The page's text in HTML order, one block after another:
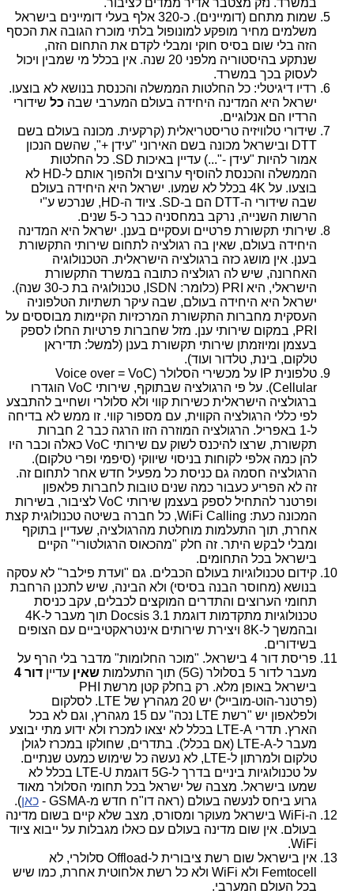
במשרד. נזק מצטבר אדיר ממדים לציבור.
שמות מתחם (דומיינים). כ-320 אלף בעלי דומיינים בישראל
משלמים מחיר מופקע למונופול בלתי מוכרז הגובה את הכסף
הזה בלי שום בסיס חוקי ומבלי לקדם את התחום הזה,
שנתקע בהיסטוריה מלפני 20 שנה. אין בכלל מי שמבין ויכול
לעסוק בכך במשרד.
רדיו דיגיטלי: כל החלטות הממשלה והכנסת בנושא לא בוצעו.
ישראל היא המדינה היחידה בעולם המערבי שבה כלשידורי
הרדיו הם אנלוגיים.
שידורי טלוויזיה טריסטריאלית (קרקעית. מכונה בעולם בשם
DTTובישראל מכונה בשם האירוני "עידן +", שהשם הנכון
אמור להיות "עידן -"...) עדיין באיכות SD. כל החלטות
הממשלה והכנסת להוסיף ערוצים ולהפוך אותם ל-HDלא
בוצעו. על 4Kבכלל לא שמעו. ישראל היא היחידה בעולם
שבה שידורי ה-DTTהם ב-SD. ציוד ה-HD, שנרכש ע"י
הרשות השנייה, נרקב במחסניה כבר כ-5 שנים.
שירותי תקשורת פרטיים ועסקיים בענן. ישראל היא המדינה
היחידה בעולם, שאין בה רגולציה לתחום שירותי התקשורת
בענן. אין מושג כזה ברגולציה הישראלית. הטכנולוגיה
האחרונה, שיש לה רגולציה כתובה במשרד התקשורת
הישראלי, היא PRI(כלומר: ISDN
, טכנולוגיה בת כ-30 שנה).
ישראל היא היחידה בעולם, שבה עיקר תשתיות הטלפוניה
העסקית מחברות התקשורת המרכזיות הקיימות מבוססים על
PRI, במקום שירותי ענן. מזל שחברות פרטיות החלו לספק
בעצמן ומיוזמתן שירותי תקשורת בענן (למשל: תדיראן
טלקום, בינת, טלדור ועוד).
טלפונית IP על מכשירי הסלולר (VoC
=
Voice over
Cellular). על פי הרגולציה שבתוקף, שירותי VoCהוגדרו
ברגולציה הישראלית כשירות קווי ולא סלולרי ושחייב להתבצע
לפי כללי הרגולציה הקווית, עם מספור קווי. זו ממש לא בדיחה
ל-1 באפריל. הרגולציה המוזרה הזו הרגה כבר 2 חברות
תקשורת, שרצו להיכנס לשוק עם שירותי VoCכאלה וכבר היו
להן כמה אלפי לקוחות בניסוי שיווקי (סיפמי ופרי טלקום).
הרגולציה חסמה גם כניסת כל מפעיל חדש אחר לתחום זה.
זה לא הפריע כעבור כמה שנים טובות לחברות פלאפון
ופרטנר להתחיל לספק בעצמן שירותי VoCלציבור, בשירות
המכונה כעת: WiFi Calling, כל חברה בשיטה טכנולוגית קצת
אחרת, תוך התעלמות מוחלטת מהרגולציה, שעדיין בתוקף
ומבלי לבקש היתר. זה חלק "מהכאוס הרגולטורי" הקיים
בישראל בכל התחומים.
קידום טכנולוגיות בעולם הכבלים. גם "ועדת פילבר" לא עסקה
בנושא (מחוסר הבנה בסיסי) ולא הבינה, שיש לתכנן הרחבת
תחומי הערוצים והתדרים המוקצים לכבלים, עקב כניסת
טכנולוגיות מתקדמות דוגמת Docsis 3.1תוך מעבר ל-4K
ובהמשך ל-8Kויצירת שירותים אינטראקטיביים עם הצופים
בשידורים.
פריסת דור 4 בישראל. "מוכר החלומות" מדבר בלי הרף על
מעבר לדור 5 בסלולר (
5G) תוך התעלמות שאיןעדיין דור 4
בישראל באופן מלא. רק בחלק קטן מרשת PHI
(פרטנר-הוט-מובייל) יש 20 מגהרץ של
LTE . לסלקום
ולפלאפון יש "רשת LTE
נכה" עם 15 מגהרץ, וגם לא בכל
הארץ. תדרי LTE-A בכלל לא יצאו למכרז ולא ידוע מתי יבוצע
מעבר ל-LTE-A (אם בכלל). בתדרים, שחולקו במכרז לגולן
טלקום ולמרתון ל-,LTE לא נעשה כל שימוש כמעט שנתיים.
על טכנולוגיות ביניים בדרך ל-5Gדוגמת LTE-U בכלל לא
שמעו בישראל. מצבה של ישראל בכל תחומי הסלולר מאוד
גרוע ביחס לנעשה בעולם (ראה דו"ח חדש מ-GSMA -
כאן).
ה-WiFiבישראל מעוקר ומסורס, מצב שלא קיים בשום מדינה
בעולם. אין שום מדינה בעולם עם כאלו מגבלות על ייבוא ציוד
WiFi
.
אין בישראל שום רשת ציבורית ל-Offloadסלולרי, לא
Femtocellולא WiFiולא כל רשת אלחוטית אחרת, כמו שיש
בכל העולם המערבי.